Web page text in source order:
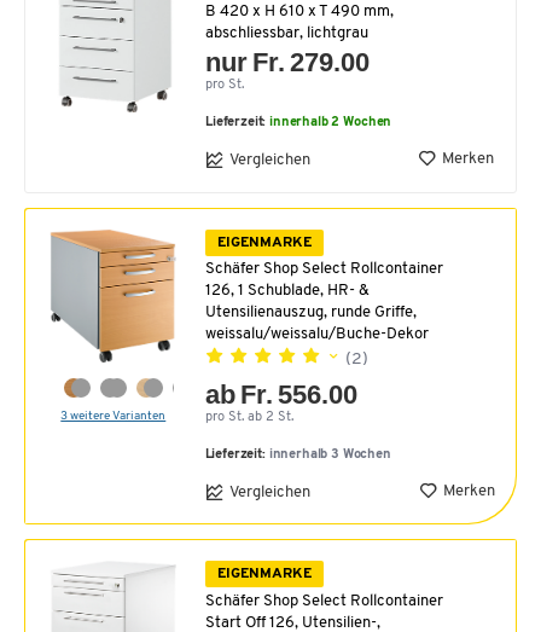
B 420 x H 610 x T 490 mm,
abschliessbar, lichtgrau
nur Fr. 279.00
pro St.
Lieferzeit:innerhalb 2 Wochen
Vergleichen Merken
3 weitere Varianten
EIGENMARKE
Schäfer Shop Select Rollcontainer
126, 1 Schublade, HR- &
Utensilienauszug, runde Griffe,
weissalu/weissalu/Buche-Dekor
(2)
ab Fr. 556.00
pro St. ab 2 St.
Lieferzeit: innerhalb 3 Wochen
Vergleichen Merken
EIGENMARKE
Schäfer Shop Select Rollcontainer
Start Off 126, Utensilien-,